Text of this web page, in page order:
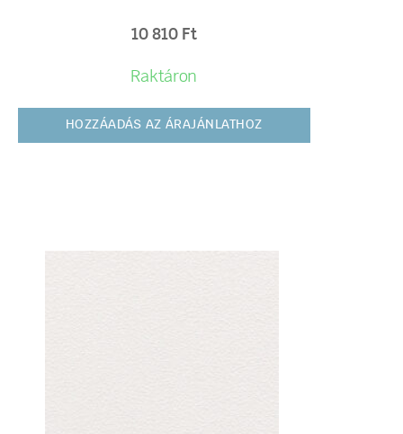
10 810 Ft
Raktáron
HOZZÁADÁS AZ ÁRAJÁNLATHOZ